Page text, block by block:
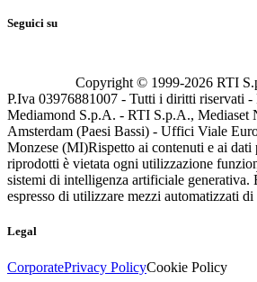
Seguici su
Copyright © 1999-2026 RTI
P.Iva 03976881007 - Tutti i diritti riservati -
Mediamond S.p.A. - RTI S.p.A., Mediaset
Amsterdam (Paesi Bassi) - Uffici Viale
Monzese (MI)Rispetto ai contenuti e ai dati
riprodotti è vietata ogni utilizzazione
sistemi di intelligenza artificiale generativa.
espresso di utilizzare mezzi automatizzati di
Legal
CorporatePrivacy PolicyCookie Policy